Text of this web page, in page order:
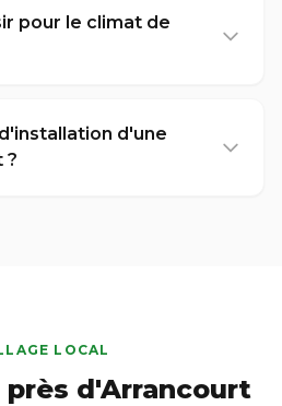
pour le climat de
d'une
?
LOCAL
d'Arrancourt